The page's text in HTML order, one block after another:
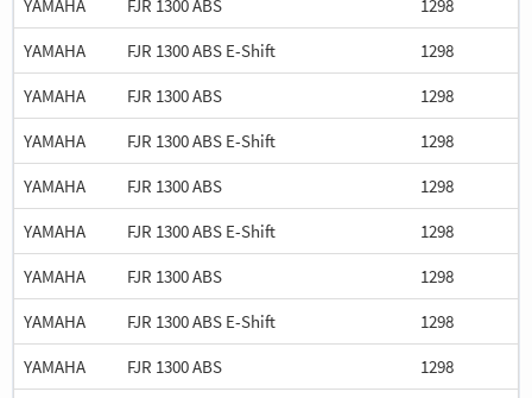
YAMAHA
FJR 1300 ABS 1298
YAMAHA
FJR 1300 ABS E-Shift 1298
YAMAHA
FJR 1300 ABS 1298
YAMAHA
FJR 1300 ABS E-Shift 1298
YAMAHA
FJR 1300 ABS 1298
YAMAHA
FJR 1300 ABS E-Shift 1298
YAMAHA
FJR 1300 ABS 1298
YAMAHA
FJR 1300 ABS E-Shift 1298
YAMAHA
FJR 1300 ABS 1298